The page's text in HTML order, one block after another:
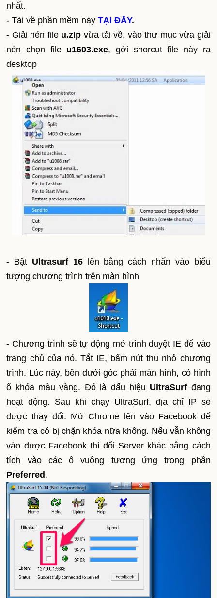
nhất.
- Tải về phần mềm nàyTẠI ĐÂY.
- Giải nén file u.zip vừa tải về, vào thư mục vừa giải
nén chọn file u1603.exe, gởi shorcut file này ra
desktop
- Bật Ultrasurf 16
lên bằng cách nhấn vào biểu
tượng chương trình trên màn hình
- Chương trình sẽ tự động mở trình duyệt IE để vào
trang chủ của nó. Tắt IE, bấm nút thu nhỏ chương
trình. Lúc này, bên dưới góc phải màn hình, có hình
ổ khóa màu vàng. Đó là dấu hiệu UltraSurf đang
hoạt động. Sau khi chạy UltraSurf, địa chỉ IP sẽ
được thay đổi. Mở Chrome lên vào Facebook để
kiểm tra có bị chặn khóa nữa không. Nếu vẫn không
vào được Facebook thì đổi Server khác bằng cách
tích vào các ô vuông tương ứng trong phần
Preferred .